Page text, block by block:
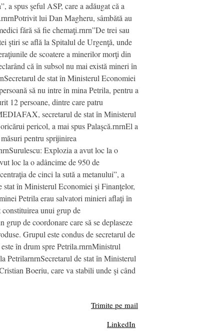
a spus şeful ASP, care a adăugat că a
lui Dan Magheru, sâmbătă au
fără să fie chemaţi.rnrn”De trei sau
ştiri se află la Spitalul de Urgenţă, unde
de scoatere a minerilor morţi din
că în subsol nu mai există mineri în
de stat în Ministerul Economiei
să nu intre în mina Petrila, pentru a
12 persoane, dintre care patru
secretarul de stat în Ministerul
pericol, a mai spus Palaşcă.rnrnEl a
pentru sprijinirea
Explozia a avut loc la o
loc la o adâncime de 950 de
de cinci la sută a metanului”, a
în Ministerul Economiei şi Finanţelor,
Petrila erau salvatori minieri aflaţi în
unui grup de
de coordonare care să se deplaseze
Grupul este condus de secretarul de
în drum spre Petrila.rnrnMinistrul
PetrilarnrnSecretarul de stat în Ministerul
Boeriu, care va stabili unde şi când
Trimite pe mail
LinkedIn